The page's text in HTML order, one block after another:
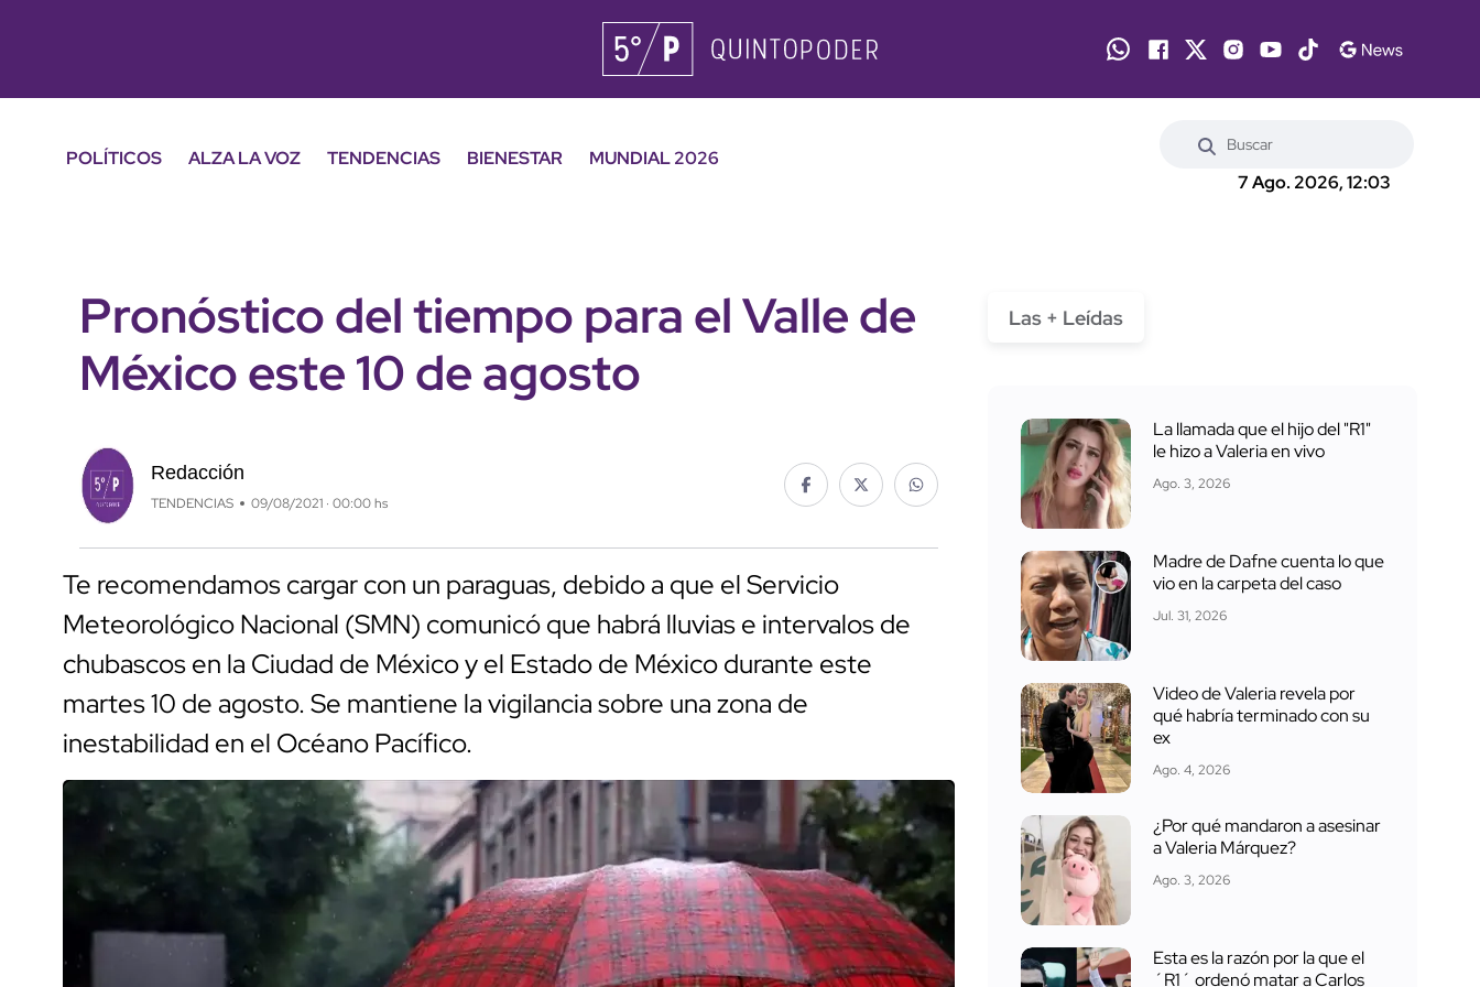
POLÍTICOS ALZA LA VOZ TENDENCIAS BIENESTAR
MUNDIAL 2026
7 Ago. 2026, 12:03
Pronóstico del tiempo para el Valle de
México este 10 de agosto
Redacción
TENDENCIAS 09/08/2021 · 00:00 hs
Te recomendamos cargar con un paraguas, debido a que el Servicio
Meteorológico Nacional (SMN) comunicó que habrá lluvias e intervalos de
chubascos en la Ciudad de México y el Estado de México durante este
martes 10 de agosto. Se mantiene la vigilancia sobre una zona de
inestabilidad en el Océano Pacífico.
Las + Leídas
La llamada que el hijo del "R1"
le hizo a Valeria en vivo
Ago. 3, 2026
Madre de Dafne cuenta lo que
vio en la carpeta del caso
Jul. 31, 2026
Video de Valeria revela por
qué habría terminado con su
ex
Ago. 4, 2026
¿Por qué mandaron a asesinar
a Valeria Márquez?
Ago. 3, 2026
Esta es la razón por la que el
´R1´ ordenó matar a Carlos